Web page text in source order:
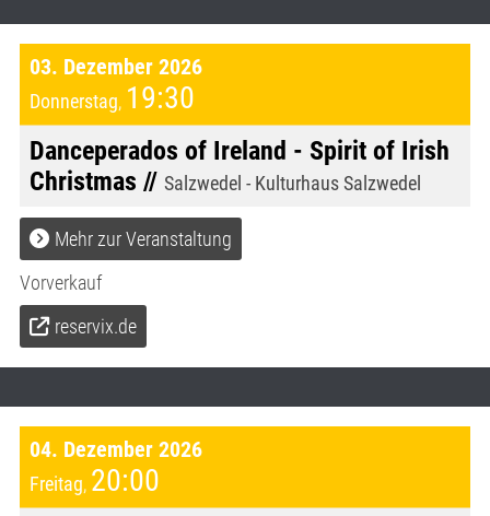
03. Dezember 2026
Donnerstag, 19:30
Danceperados of Ireland - Spirit of Irish
Christmas // Salzwedel - Kulturhaus Salzwedel
Mehr zur Veranstaltung
Vorverkauf
reservix.de
04. Dezember 2026
Freitag, 20:00